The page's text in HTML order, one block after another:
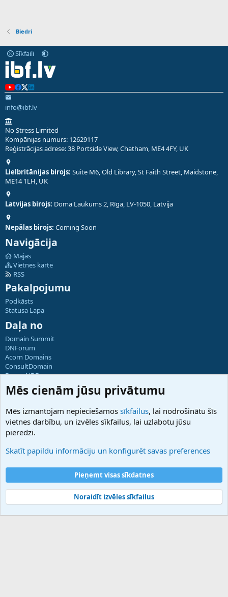
Biedri
Sīkfaili
info@ibf.lv
No Stress Limited
Kompānijas numurs: 12629117
Reģistrācijas adrese: 38 Portside View, Chatham, ME4 4FY, UK
Lielbritānijas birojs: Suite M6, Old Library, St Faith Street, Maidstone,
ME14 1LH, UK
Latvijas birojs: Doma Laukums 2, Rīga, LV-1050, Latvija
Nepālas birojs: Coming Soon
Navigācija
Mājas
Vietnes karte
RSS
Pakalpojumu
Podkāsts
Statusa Lapa
Daļa no
Domain Summit
DNForum
Acorn Domains
ConsultDomain
ForumNDD
Domainforum.ro
27.be
Hostmaria
Atbalsts
Palīdzība
Noteikumi un nosacījumi
Privātuma politika
Community platform by XenForo® © 2010-2025 XenForo Ltd.
Mēs cienām jūsu privātumu
Mēs izmantojam nepieciešamos sīkfailus, lai nodrošinātu šīs
vietnes darbību, un izvēles sīkfailus, lai uzlabotu jūsu
pieredzi.
Skatīt papildu informāciju un konfigurēt savas preferences
Pieņemt visas sīkdatnes
Noraidīt izvēles sīkfailus